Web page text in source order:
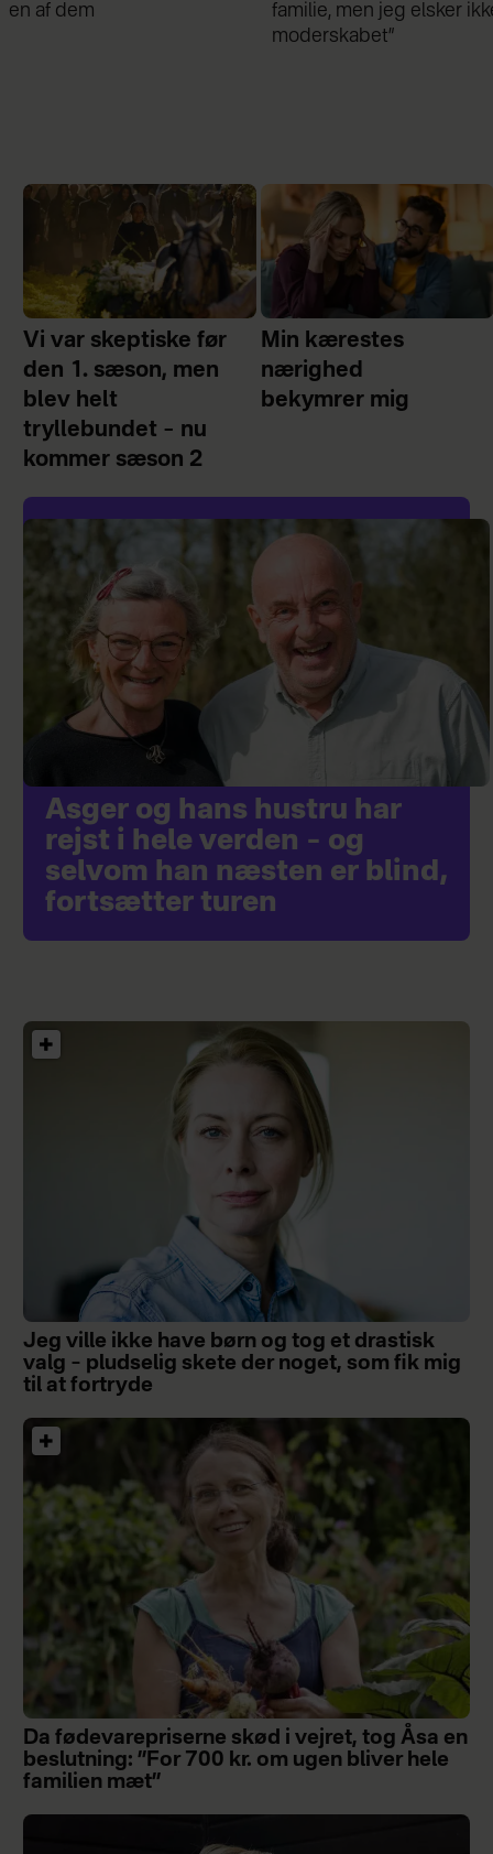
familie, men jeg elsker ikke
gik forbi hans hus, fik jeg
chok
Vi var skeptiske før
den 1. sæson, men
blev helt
tryllebundet – nu
kommer sæson 2
Min kærestes
nærighed
bekymrer mig
Asger og hans hustru har
rejst i hele verden – og
selvom han næsten er blind,
fortsætter turen
Jeg ville ikke have børn og tog et drastisk
valg – pludselig skete der noget, som fik mig
til at fortryde
Da fødevarepriserne skød i vejret, tog Åsa en
beslutning: ”For 700 kr. om ugen bliver hele
familien mæt”